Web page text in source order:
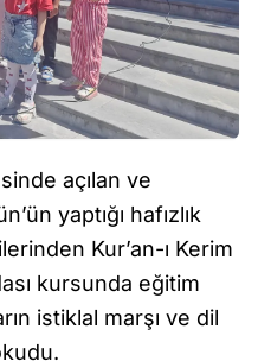
açılan ve
yaptığı hafızlık
Kur’an-ı Kerim
kursunda eğitim
istiklal marşı ve dil